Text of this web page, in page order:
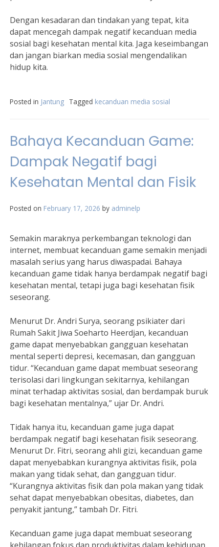
Dengan kesadaran dan tindakan yang tepat, kita
dapat mencegah dampak negatif kecanduan media
sosial bagi kesehatan mental kita. Jaga keseimbangan
dan jangan biarkan media sosial mengendalikan
hidup kita.
Posted in Jantung Tagged kecanduan media sosial
Bahaya Kecanduan Game:
Dampak Negatif bagi
Kesehatan Mental dan Fisik
Posted on February 17, 2026 by adminelp
Semakin maraknya perkembangan teknologi dan
internet, membuat kecanduan game semakin menjadi
masalah serius yang harus diwaspadai. Bahaya
kecanduan game tidak hanya berdampak negatif bagi
kesehatan mental, tetapi juga bagi kesehatan fisik
seseorang.
Menurut Dr. Andri Surya, seorang psikiater dari
Rumah Sakit Jiwa Soeharto Heerdjan, kecanduan
game dapat menyebabkan gangguan kesehatan
mental seperti depresi, kecemasan, dan gangguan
tidur. “Kecanduan game dapat membuat seseorang
terisolasi dari lingkungan sekitarnya, kehilangan
minat terhadap aktivitas sosial, dan berdampak buruk
bagi kesehatan mentalnya,” ujar Dr. Andri.
Tidak hanya itu, kecanduan game juga dapat
berdampak negatif bagi kesehatan fisik seseorang.
Menurut Dr. Fitri, seorang ahli gizi, kecanduan game
dapat menyebabkan kurangnya aktivitas fisik, pola
makan yang tidak sehat, dan gangguan tidur.
“Kurangnya aktivitas fisik dan pola makan yang tidak
sehat dapat menyebabkan obesitas, diabetes, dan
penyakit jantung,” tambah Dr. Fitri.
Kecanduan game juga dapat membuat seseorang